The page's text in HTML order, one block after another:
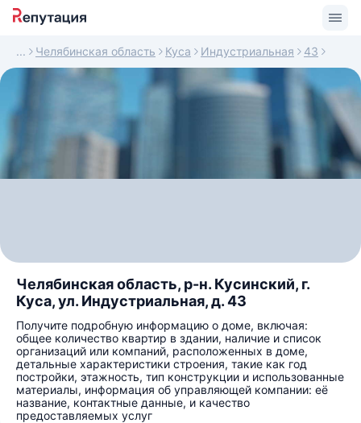
Челябинская область Куса Индустриальная 43
Челябинская область, р-н. Кусинский, г.
Куса, ул. Индустриальная, д. 43
Получите подробную информацию о доме, включая:
общее количество квартир в здании, наличие и список
организаций или компаний, расположенных в доме,
детальные характеристики строения, такие как год
постройки, этажность, тип конструкции и использованные
материалы, информация об управляющей компании: её
название, контактные данные, и качество
предоставляемых услуг